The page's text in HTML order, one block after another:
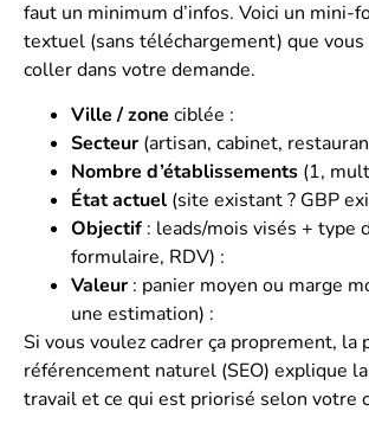
faut un minimum d’infos. Voici un mini-
textuel (sans téléchargement) que vous
coller dans votre demande.
Ville / zone ciblée :
Secteur(artisan, cabinet,
Nombre d’établissements (1,
État actuel (site existant ? GBP
Objectif : leads/mois visés + type
formulaire, RDV) :
Valeur: panier moyen ou marge
une estimation) :
Si vous voulez cadrer ça proprement, la
référencement naturel (SEO) explique
travail et ce qui est priorisé selon votre